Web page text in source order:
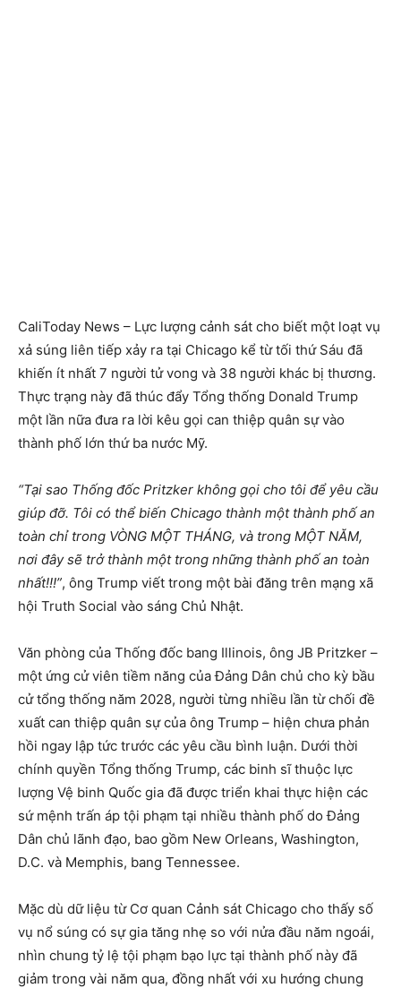
CaliToday News – Lực lượng cảnh sát cho biết một loạt vụ
xả súng liên tiếp xảy ra tại Chicago kể từ tối thứ Sáu đã
khiến ít nhất 7 người tử vong và 38 người khác bị thương.
Thực trạng này đã thúc đẩy Tổng thống Donald Trump
một lần nữa đưa ra lời kêu gọi can thiệp quân sự vào
thành phố lớn thứ ba nước Mỹ.
“Tại sao Thống đốc Pritzker không gọi cho tôi để yêu cầu
giúp đỡ. Tôi có thể biến Chicago thành một thành phố an
toàn chỉ trong VÒNG MỘT THÁNG, và trong MỘT NĂM,
nơi đây sẽ trở thành một trong những thành phố an toàn
nhất!!!”, ông Trump viết trong một bài đăng trên mạng xã
hội Truth Social vào sáng Chủ Nhật.
Văn phòng của Thống đốc bang Illinois, ông JB Pritzker –
một ứng cử viên tiềm năng của Đảng Dân chủ cho kỳ bầu
cử tổng thống năm 2028, người từng nhiều lần từ chối đề
xuất can thiệp quân sự của ông Trump – hiện chưa phản
hồi ngay lập tức trước các yêu cầu bình luận. Dưới thời
chính quyền Tổng thống Trump, các binh sĩ thuộc lực
lượng Vệ binh Quốc gia đã được triển khai thực hiện các
sứ mệnh trấn áp tội phạm tại nhiều thành phố do Đảng
Dân chủ lãnh đạo, bao gồm New Orleans, Washington,
D.C. và Memphis, bang Tennessee.
Mặc dù dữ liệu từ Cơ quan Cảnh sát Chicago cho thấy số
vụ nổ súng có sự gia tăng nhẹ so với nửa đầu năm ngoái,
nhìn chung tỷ lệ tội phạm bạo lực tại thành phố này đã
giảm trong vài năm qua, đồng nhất với xu hướng chung